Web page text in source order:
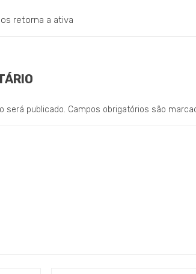
retorna a ativa
será publicado. Campos obrigatórios são